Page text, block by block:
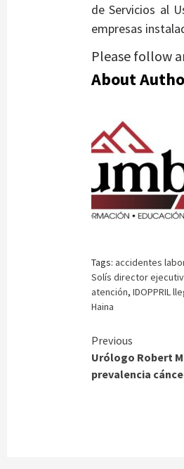
de Servicios al
empresas
Please follow
About
Tags: accidentes
Solís director
atención,IDOPPRIL
Haina
Continue
Reading
Previous
Urólogo Robert
prevalencia